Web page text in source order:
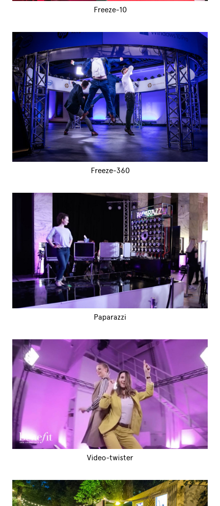
Freeze-10
Freeze-360
Paparazzi
Video-twister